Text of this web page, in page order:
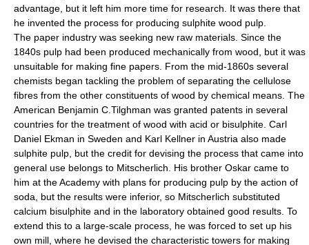
advantage, but it left him more time for research. It was there that
he invented the process for producing sulphite wood pulp.
The paper industry was seeking new raw materials. Since the
1840s pulp had been produced mechanically from wood, but it was
unsuitable for making fine papers. From the mid-1860s several
chemists began tackling the problem of separating the cellulose
fibres from the other constituents of wood by chemical means. The
American Benjamin C.Tilghman was granted patents in several
countries for the treatment of wood with acid or bisulphite. Carl
Daniel Ekman in Sweden and Karl Kellner in Austria also made
sulphite pulp, but the credit for devising the process that came into
general use belongs to Mitscherlich. His brother Oskar came to
him at the Academy with plans for producing pulp by the action of
soda, but the results were inferior, so Mitscherlich substituted
calcium bisulphite and in the laboratory obtained good results. To
extend this to a large-scale process, he was forced to set up his
own mill, where he devised the characteristic towers for making